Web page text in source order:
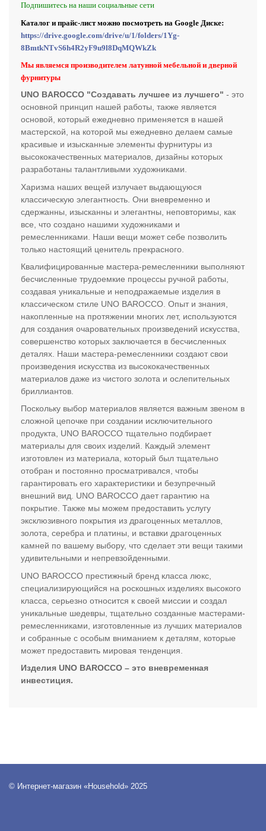
Подпишитесь на наши социальные сети
Каталог и прайс-лист можно посмотреть на Google Диске:
https://drive.google.com/drive/u/1/folders/1Yg-
8BmtkNTvS6h4R2yF9u9l8DqMQWkZk
Мы являемся производителем латунной мебельной и дверной
фурнитуры
UNO BAROCCO "Создавать лучшее из лучшего" - это
основной принцип нашей работы, также является
основой, который ежедневно применяется в нашей
мастерской, на которой мы ежедневно делаем самые
красивые и изысканные элементы фурнитуры из
высококачественных материалов, дизайны которых
разработаны талантливыми художниками.
Харизма наших вещей излучает выдающуюся
классическую элегантность. Они вневременно и
сдержанны, изысканны и элегантны, неповторимы, как
все, что создано нашими художниками и
ремесленниками. Наши вещи может себе позволить
только настоящий ценитель прекрасного.
Квалифицированные мастера-ремесленники выполняют
бесчисленные трудоемкие процессы ручной работы,
создавая уникальные и неподражаемые изделия в
классическом стиле UNO BAROCCO. Опыт и знания,
накопленные на протяжении многих лет, используются
для создания очаровательных произведений искусства,
совершенство которых заключается в бесчисленных
деталях. Наши мастера-ремесленники создают свои
произведения искусства из высококачественных
материалов даже из чистого золота и ослепительных
бриллиантов.
Поскольку выбор материалов является важным звеном в
сложной цепочке при создании исключительного
продукта, UNO BAROCCO тщательно подбирает
материалы для своих изделий. Каждый элемент
изготовлен из материала, который был тщательно
отобран и постоянно просматривался, чтобы
гарантировать его характеристики и безупречный
внешний вид. UNO BAROCCO дает гарантию на
покрытие. Также мы можем предоставить услугу
эксклюзивного покрытия из драгоценных металлов,
золота, серебра и платины, и вставки драгоценных
камней по вашему выбору, что сделает эти вещи такими
удивительными и непревзойденными.
UNO BAROCCO престижный бренд класса люкс,
специализирующийся на роскошных изделиях высокого
класса, серьезно относится к своей миссии и создал
уникальные шедевры, тщательно созданные мастерами-
ремесленниками, изготовленные из лучших материалов
и собранные с особым вниманием к деталям, которые
может предоставить мировая тенденция.
Изделия UNO BAROCCO – это вневременная
инвестиция.
© Интернет-магазин «Household» 2025